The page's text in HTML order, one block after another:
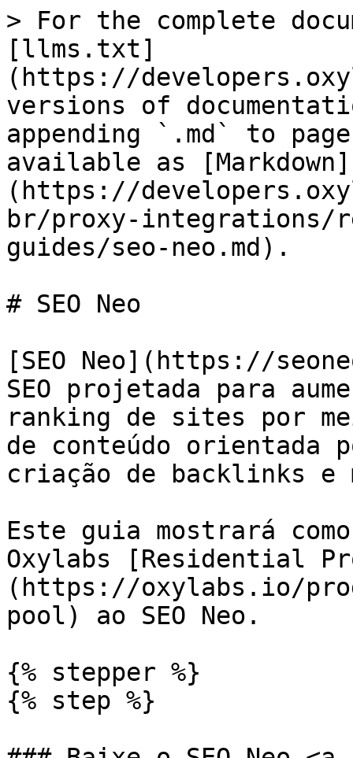
> For the complete
[llms.txt]
(https://
versions of
appending `.md` to
available as [Markdown]
(https://
br/proxy-integrations/
guides/seo-neo.md).
# SEO Neo
[SEO Neo](https://
SEO projetada para
ranking de sites por
de conteúdo orientada
criação de backlinks e
Este guia mostrará
Oxylabs [Residential
(https://oxylabs.io/
pool) ao SEO Neo.
{% stepper %}
{% step %}